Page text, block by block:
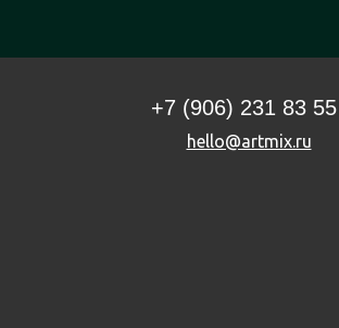
+7 (906) 231 83 55
hello@artmix.ru